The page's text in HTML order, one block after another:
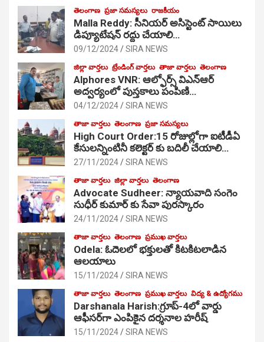
తెలంగాణ ప్రజా సమస్యలు రాజకీయం
Malla Reddy: సీనియర్ అసిస్టెంట్ సాయిలు
డిప్యూటేషన్ రద్దు చేయాలి…
09/12/2024 SIRA NEWS
జిల్లా వార్తలు ట్రేండింగ్ వార్తలు తాజా వార్తలు తెలంగాణ
Alphores VNR: ఆల్ఫోర్స్ విఎన్ఆర్
అద్వర్యంలో పుస్తకాలు పంపిణి…
04/12/2024 SIRA NEWS
తాజా వార్తలు తెలంగాణ ప్రజా సమస్యలు
High Court Order:15 రోజుల్లోగా ఐటీడీఏ
కేసులన్నింటినీ కలెక్టర్ కు బదిలీ చేయాలి…
27/11/2024 SIRA NEWS
తాజా వార్తలు జిల్లా వార్తలు తెలంగాణ
Advocate Sudheer: న్యాయవాది సంగెం
సుధీర్ కుమార్ కు సేవా పురస్కారం
24/11/2024 SIRA NEWS
తాజా వార్తలు తెలంగాణ ప్రముఖ వార్తలు
Odela: ఓదెల‌లో భక్తులతో కిటకిటలాడిన
ఆల‌యాలు
15/11/2024 SIRA NEWS
తాజా వార్తలు తెలంగాణ ప్రముఖ వార్తలు విద్య & ఉద్యోగము
Darshanala Harish:గ్రూప్-4లో వార్డు
ఆఫీసర్‌గా ఎంపికైన దర్శనాల హరీష్
15/11/2024 SIRA NEWS